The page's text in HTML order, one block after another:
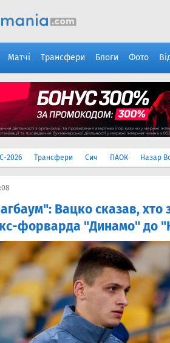
Матчі Трансфери Блоги Фото
2026 Трансфери Сич ПАОК Назар
Вацко сказав,
форварда "Динамо" до